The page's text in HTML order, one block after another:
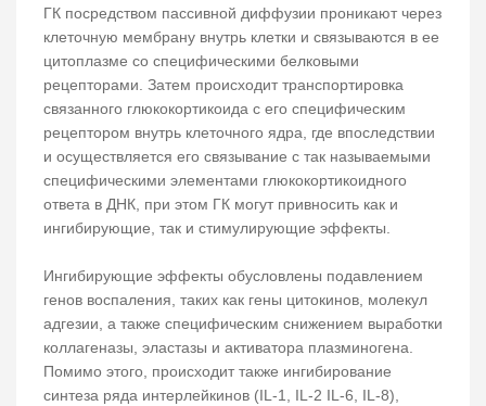
ГК посредством пассивной диффузии проникают через
клеточную мембрану внутрь клетки и связываются в ее
цитоплазме со специфическими белковыми
рецепторами. Затем происходит транспортировка
связанного глюкокортикоида с его специфическим
рецептором внутрь клеточного ядра, где впоследствии
и осуществляется его связывание с так называемыми
специфическими элементами глюкокортикоидного
ответа в ДНК, при этом ГК могут привносить как и
ингибирующие, так и стимулирующие эффекты.
Ингибирующие эффекты обусловлены подавлением
генов воспаления, таких как гены цитокинов, молекул
адгезии, а также специфическим снижением выработки
коллагеназы, эластазы и активатора плазминогена.
Помимо этого, происходит также ингибирование
синтеза ряда интерлейкинов (IL-1, IL-2 IL-6, IL-8),